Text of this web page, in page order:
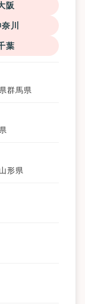
阪
川
葉
群馬県
山形県